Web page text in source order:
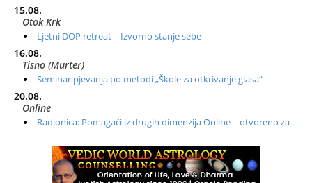
15.08.
Otok Krk
Ljetni DOP retreat – Izvorno stanje sebe
16.08.
Tisno (Murter)
Seminar pjevanja po metodi „Škole za otkrivanje glasa“
20.08.
Online
Radionica: Pomagači iz drugih dimenzija Online – otvoreno za
Zagreb+Online
Osnovni ThetaHealing® tečaj, Zagreb i Online